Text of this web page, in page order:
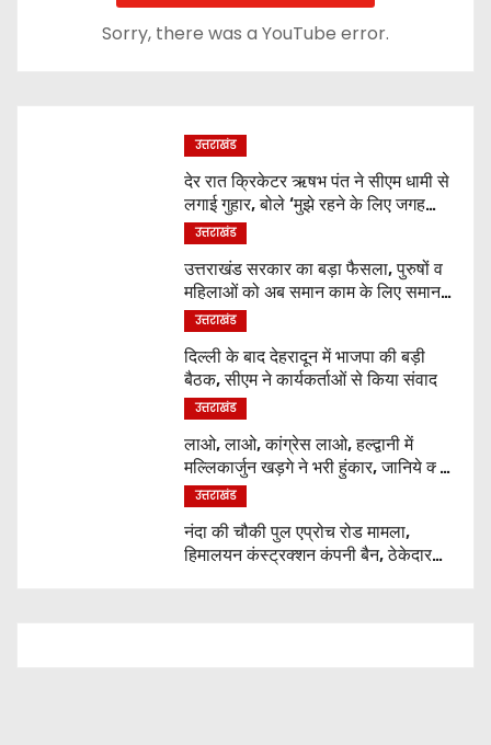
Sorry, there was a YouTube error.
उत्तराखंड
देर रात क्रिकेटर ऋषभ पंत ने सीएम धामी से
लगाई गुहार, बोले ‘मुझे रहने के लिए जगह
नहीं मिल रही’
उत्तराखंड
उत्तराखंड सरकार का बड़ा फैसला, पुरुषों व
महिलाओं को अब समान काम के लिए समान
वेतन
उत्तराखंड
दिल्ली के बाद देहरादून में भाजपा की बड़ी
बैठक, सीएम ने कार्यकर्ताओं से किया संवाद
उत्तराखंड
लाओ, लाओ, कांग्रेस लाओ, हल्द्वानी में
मल्लिकार्जुन खड़गे ने भरी हुंकार, जानिये क्या
कुछ कहा
उत्तराखंड
नंदा की चौकी पुल एप्रोच रोड मामला,
हिमालयन कंस्ट्रक्शन कंपनी बैन, ठेकेदार